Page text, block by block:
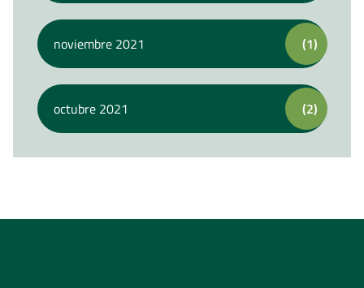
noviembre 2021 (1)
octubre 2021 (2)